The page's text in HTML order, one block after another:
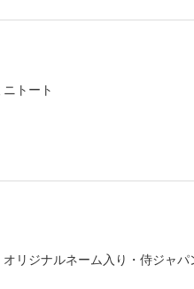
トート
オリジナルネーム入り・侍ジャ